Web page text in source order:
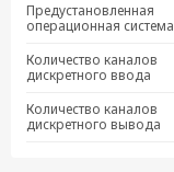
Предустановленная
операционная система
Количество каналов
дискретного ввода
Количество каналов
дискретного вывода